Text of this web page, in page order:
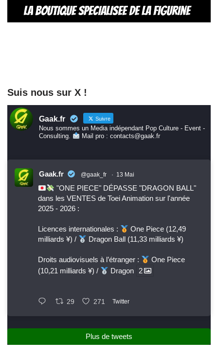
Suis nous sur X !
Gaak.fr Suivre
Nous sommes un Media indépendant Pop Culture - Event -
Consulting.
Mail pro : contacts@gaak.fr
Gaak.fr @gaak_fr · 13 Mai
"ONE PIECE" DÉPASSE "DRAGON BALL"
dans les VENTES de Toei Animation sur l'année
2025 - 2026 :
Licences internationales :
One Piece (12,49
milliards ¥) /
Dragon Ball (11,33 milliards ¥)
Droits audiovisuels à l’étranger :
One Piece
(10,21 milliards ¥) /
Dragon 2
29 271 Twitter
Plus de tweets